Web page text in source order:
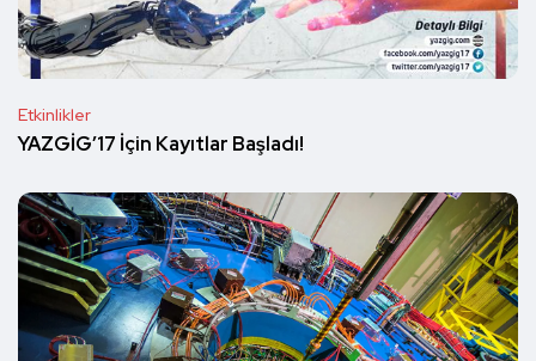
Etkinlikler
YAZGİG’17 İçin Kayıtlar Başladı!